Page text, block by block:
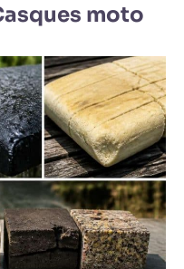
moto